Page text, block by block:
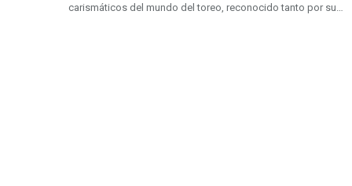
carismáticos del mundo del toreo, reconocido tanto por su…